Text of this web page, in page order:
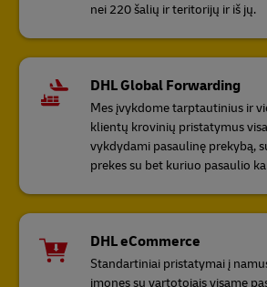
nei 220 šalių ir teritorijų ir iš jų.
DHL Global Forwarding
Mes įvykdome tarptautinius ir
klientų krovinių pristatymus
vykdydami pasaulinę prekybą,
prekes su bet kuriuo pasaulio
DHL eCommerce
Standartiniai pristatymai į
įmones su vartotojais visame